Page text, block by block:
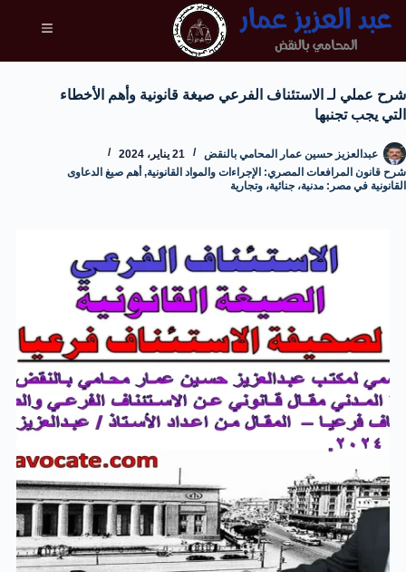
شرح عملي لـ الاستئناف الفرعي صيغة قانونية وأهم الأخطاء
التي يجب تجنبها
عبدالعزيز حسين عمار المحامي بالنقض
21 يناير، 2024
شرح قانون المرافعات المصري: الإجراءات والمواد القانونية, أهم صيغ الدعاوى
القانونية في مصر: مدنية، جنائية، وتجارية